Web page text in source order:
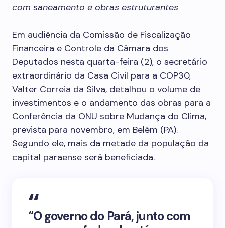
com saneamento e obras estruturantes
Em audiência da Comissão de Fiscalização
Financeira e Controle da Câmara dos
Deputados nesta quarta-feira (2), o secretário
extraordinário da Casa Civil para a COP30,
Valter Correia da Silva, detalhou o volume de
investimentos e o andamento das obras para a
Conferência da ONU sobre Mudança do Clima,
prevista para novembro, em Belém (PA).
Segundo ele, mais da metade da população da
capital paraense será beneficiada.
“O governo do Pará, junto com